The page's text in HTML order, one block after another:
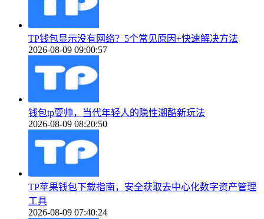
TP钱包显示没有网络？5个常见原因+快速解决方法
2026-08-09 09:00:57
钱包tp耍帅，当代年轻人的隐性潮酷新玩法
2026-08-09 08:20:50
TP苹果钱包下载指南，安全获取去中心化数字资产管理
工具
2026-08-09 07:40:24